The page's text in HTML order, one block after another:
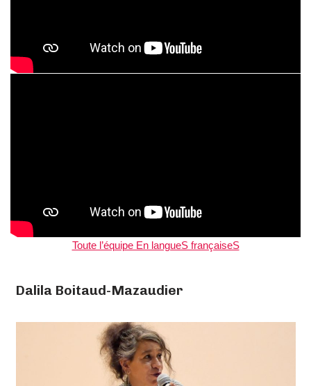
Toute l’équipe En langueS françaiseS
Dalila Boitaud-Mazaudier